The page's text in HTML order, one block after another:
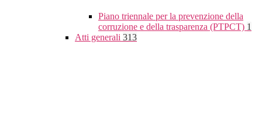
Piano triennale per la prevenzione della
corruzione e della trasparenza (PTPCT) 1
Atti generali 313